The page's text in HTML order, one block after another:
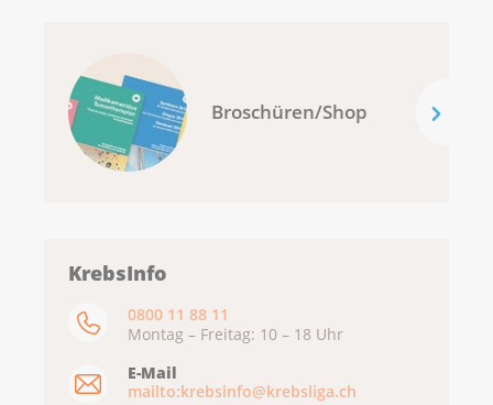
Broschüren/Shop
KrebsInfo
0800 11 88 11
Montag – Freitag: 10 – 18 Uhr
E-Mail
mailto:krebsinfo@krebsliga.ch